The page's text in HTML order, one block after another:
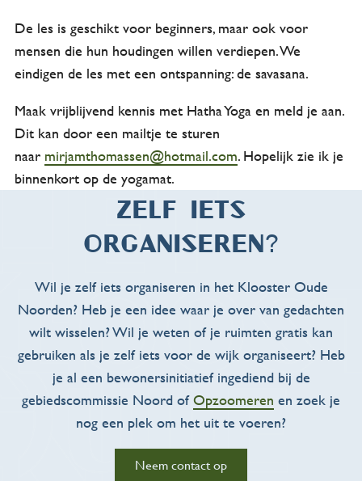
De les is geschikt voor beginners, maar ook voor
mensen die hun houdingen willen verdiepen. We
eindigen de les met een ontspanning: de savasana.
Maak vrijblijvend kennis met Hatha Yoga en meld je aan.
Dit kan door een mailtje te sturen
naar mirjamthomassen@hotmail.com. Hopelijk zie ik je
binnenkort op de yogamat.
Zelf iets
organiseren?
Wil je zelf iets organiseren in het Klooster Oude
Noorden? Heb je een idee waar je over van gedachten
wilt wisselen? Wil je weten of je ruimten gratis kan
gebruiken als je zelf iets voor de wijk organiseert? Heb
je al een bewonersinitiatief ingediend bij de
gebiedscommissie Noord ofOpzoomeren en zoek je
nog een plek om het uit te voeren?
Neem contact op
Activiteiten
Overzicht